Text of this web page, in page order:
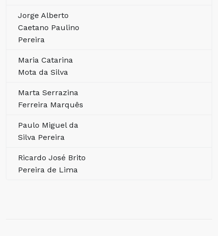
Jorge Alberto
Caetano Paulino
Pereira
Maria Catarina
Mota da Silva
Marta Serrazina
Ferreira Marquês
Paulo Miguel da
Silva Pereira
Ricardo José Brito
Pereira de Lima